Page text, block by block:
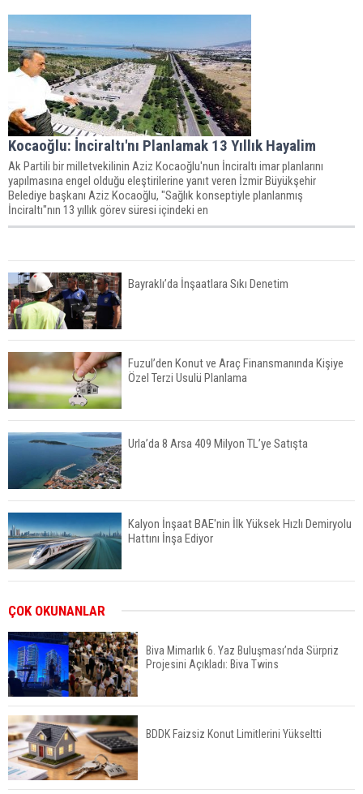
Kocaoğlu: İnciraltı'nı Planlamak 13 Yıllık Hayalim
Ak Partili bir milletvekilinin Aziz Kocaoğlu'nun İnciraltı imar planlarını
yapılmasına engel olduğu eleştirilerine yanıt veren İzmir Büyükşehir
Belediye başkanı Aziz Kocaoğlu, "Sağlık konseptiyle planlanmış
İnciraltı"nın 13 yıllık görev süresi içindeki en
Bayraklı’da İnşaatlara Sıkı Denetim
Fuzul’den Konut ve Araç Finansmanında Kişiye
Özel Terzi Usulü Planlama
Urla’da 8 Arsa 409 Milyon TL’ye Satışta
Kalyon İnşaat BAE'nin İlk Yüksek Hızlı Demiryolu
Hattını İnşa Ediyor
TOKİ 51 İlde 540 Konut ve İş Yerini Satışa
Sunuyor
Yatırımcıların Bina Tercihi Değişiyor: Dijital Altyapı
Öne Çıkıyor
ÇOK OKUNANLAR
Biva Mimarlık 6. Yaz Buluşması’nda Sürpriz
Projesini Açıkladı: Biva Twins
BDDK Faizsiz Konut Limitlerini Yükseltti